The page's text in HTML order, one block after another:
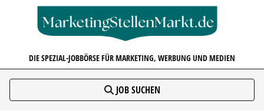
DIE SPEZIAL-JOBBÖRSE FÜR MARKETING, WERBUNG UND MEDIEN
JOB SUCHEN